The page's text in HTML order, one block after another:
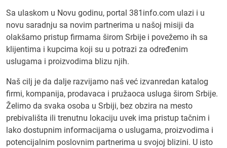
Sa ulaskom u Novu godinu, portal 381info.com ulazi i u
novu saradnju sa novim partnerima u našoj misiji da
olakšamo pristup firmama širom Srbije i povežemo ih sa
klijentima i kupcima koji su u potrazi za određenim
uslugama i proizvodima blizu njih.
Naš cilj je da dalje razvijamo naš već izvanredan katalog
firmi, kompanija, prodavaca i pružaoca usluga širom Srbije.
Želimo da svaka osoba u Srbiji, bez obzira na mesto
prebivališta ili trenutnu lokaciju uvek ima pristup tačnim i
lako dostupnim informacijama o uslugama, proizvodima i
potencijalnim poslovnim partnerima u svojoj blizini. U isto